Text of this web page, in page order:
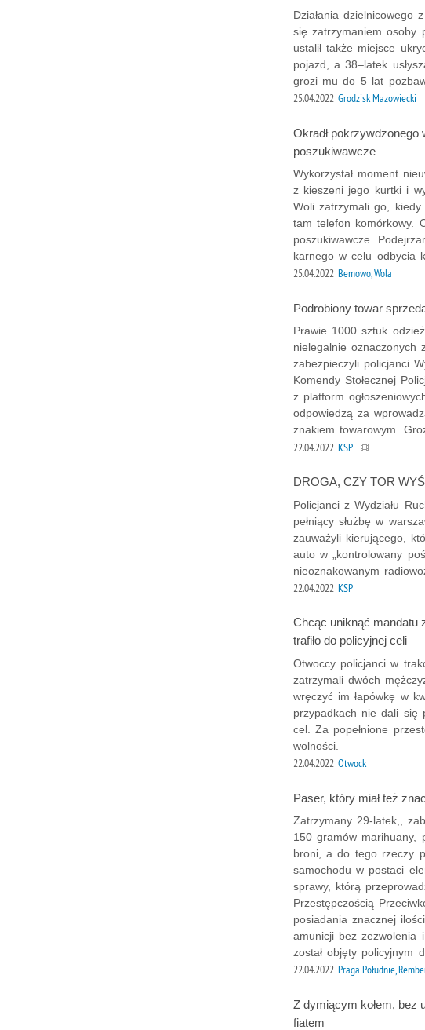
Działania dzielnicowego
się zatrzymaniem osoby
ustalił także miejsce
pojazd, a 38–latek
grozi mu do 5 lat
25.04.2022 Grodzisk Mazowiecki
Okradł pokrzywdzonego
poszukiwawcze
Wykorzystał moment
z kieszeni jego kurtki i
Woli zatrzymali go,
tam telefon komórkowy.
poszukiwawcze.
karnego w celu odbycia
25.04.2022 Bemowo, Wola
Podrobiony towar
Prawie 1000 sztuk
nielegalnie oznaczonych
zabezpieczyli policjanci
Komendy Stołecznej
z platform
odpowiedzą za
znakiem towarowym.
22.04.2022 KSP
DROGA, CZY TOR
Policjanci z Wydziału
pełniący służbę w
zauważyli kierującego,
auto w „kontrolowany
nieoznakowanym
22.04.2022 KSP
Chcąc uniknąć mandatu
trafiło do policyjnej celi
Otwoccy policjanci w
zatrzymali dwóch
wręczyć im łapówkę w
przypadkach nie dali się
cel. Za popełnione
wolności.
22.04.2022 Otwock
Paser, który miał też
Zatrzymany 29-latek,,
150 gramów marihuany,
broni, a do tego rzeczy
samochodu w postaci
sprawy, którą
Przestępczością
posiadania znacznej
amunicji bez zezwolenia
został objęty policyjnym
22.04.2022 Praga Południe,
Z dymiącym kołem, bez
fiatem